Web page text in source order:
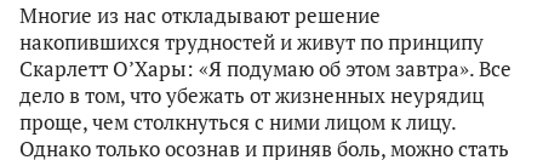
Многие из нас откладывают решение
накопившихся трудностей и живут по принципу
Скарлетт О’Хары: «Я подумаю об этом завтра». Все
дело в том, что убежать от жизненных неурядиц
проще, чем столкнуться с ними лицом к лицу.
Однако только осознав и приняв боль, можно стать